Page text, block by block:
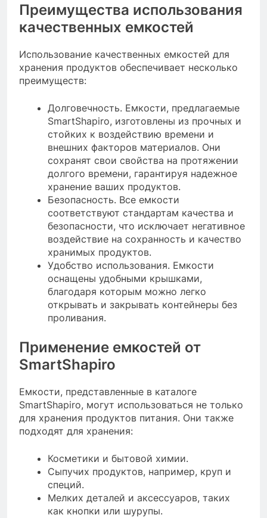
Преимущества использования
качественных емкостей
Использование качественных емкостей для
хранения продуктов обеспечивает несколько
преимуществ:
Долговечность. Емкости, предлагаемые
SmartShapiro, изготовлены из прочных и
стойких к воздействию времени и
внешних факторов материалов. Они
сохранят свои свойства на протяжении
долгого времени, гарантируя надежное
хранение ваших продуктов.
Безопасность. Все емкости
соответствуют стандартам качества и
безопасности, что исключает негативное
воздействие на сохранность и качество
хранимых продуктов.
Удобство использования. Емкости
оснащены удобными крышками,
благодаря которым можно легко
открывать и закрывать контейнеры без
проливания.
Применение емкостей от
SmartShapiro
Емкости, представленные в каталоге
SmartShapiro, могут использоваться не только
для хранения продуктов питания. Они также
подходят для хранения:
Косметики и бытовой химии.
Сыпучих продуктов, например, круп и
специй.
Мелких деталей и аксессуаров, таких
как кнопки или шурупы.